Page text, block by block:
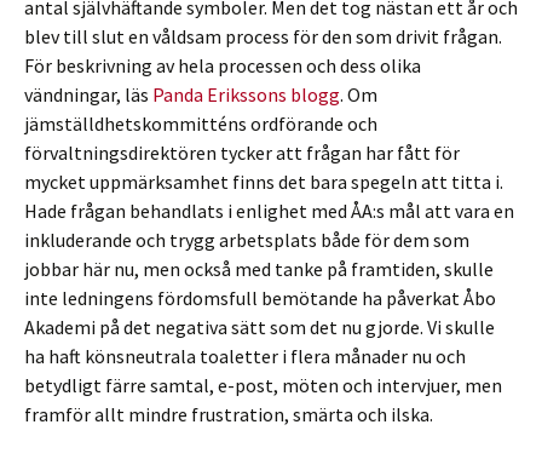
antal självhäftande symboler. Men det tog nästan ett år och
blev till slut en våldsam process för den som drivit frågan.
För beskrivning av hela processen och dess olika
vändningar, läs Panda Erikssons blogg. Om
jämställdhetskommitténs ordförande och
förvaltningsdirektören tycker att frågan har fått för
mycket uppmärksamhet finns det bara spegeln att titta i.
Hade frågan behandlats i enlighet med ÅA:s mål att vara en
inkluderande och trygg arbetsplats både för dem som
jobbar här nu, men också med tanke på framtiden, skulle
inte ledningens fördomsfull bemötande ha påverkat Åbo
Akademi på det negativa sätt som det nu gjorde. Vi skulle
ha haft könsneutrala toaletter i flera månader nu och
betydligt färre samtal, e-post, möten och intervjuer, men
framför allt mindre frustration, smärta och ilska.